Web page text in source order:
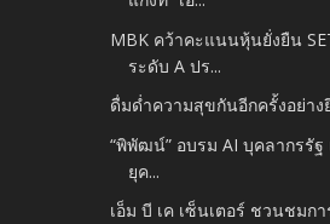
MBK คว้าคะแนนหุ้นยั่งยืน
ระดับ A ปร...
ดื่มด่ำความสุขกันอีกครั้งอย่าง
“พิพัฒน์” อบรม AI บุคลากรรัฐ
ยุค...
เอ็ม บี เค เซ็นเตอร์ ชวนชมก